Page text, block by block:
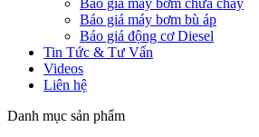
Báo giá máy bơm chữa cháy
Báo giá máy bơm bù áp
Báo giá động cơ Diesel
Tin Tức & Tư Vấn
Videos
Liên hệ
Danh mục sản phẩm